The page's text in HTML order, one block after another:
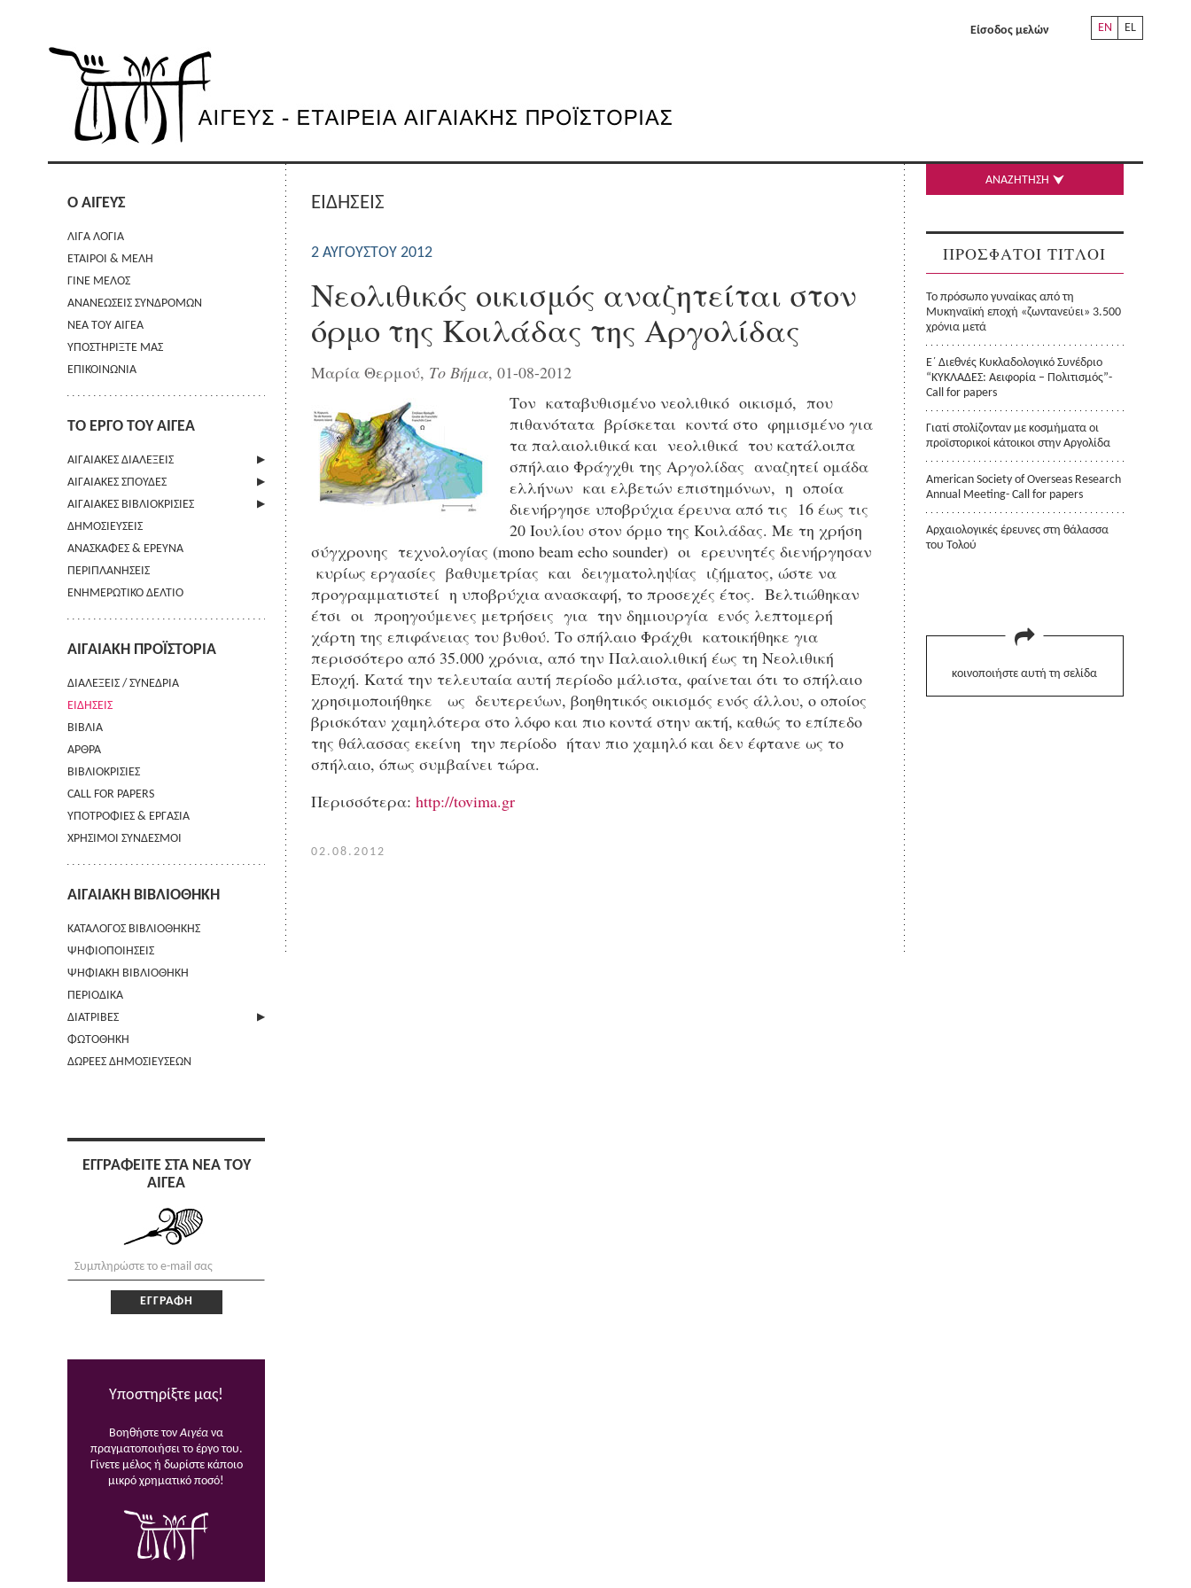
EN EL
Είσοδος μελών
Ο ΑΙΓΕΥΣ
ΛΙΓΑ ΛΟΓΙΑ
ΕΤΑΙΡΟΙ & ΜΕΛΗ
ΓΙΝΕ ΜΕΛΟΣ
ΑΝΑΝΕΩΣΕΙΣ ΣΥΝΔΡΟΜΩΝ
ΝΕΑ ΤΟΥ ΑΙΓΕΑ
ΥΠΟΣΤΗΡΙΞΤΕ ΜΑΣ
ΕΠΙΚΟΙΝΩΝΙΑ
ΤΟ ΕΡΓΟ ΤΟΥ ΑΙΓΕΑ
ΑΙΓΑΙΑΚΕΣ ΔΙΑΛΕΞΕΙΣ
ΠΛΗΡΟΦΟΡΙΕΣ
ΑΙΓΑΙΑΚΕΣ ΣΠΟΥΔΕΣ
ΠΛΗΡΟΦΟΡΙΕΣ
ΟΔΗΓΙΕΣ ΠΡΟΣ ΣΥΓΓΡΑΦΕΙΣ
ΟΡΟΙ ΧΡΗΣΗΣ
ΕΠΙΚΟΙΝΩΝΙΑ
ΑΙΓΑΙΑΚΕΣ ΒΙΒΛΙΟΚΡΙΣΙΕΣ
ΠΛΗΡΟΦΟΡΙΕΣ
ΔΗΜΟΣΙΕΥΣΕΙΣ
ΑΝΑΣΚΑΦΕΣ & ΕΡΕΥΝΑ
ΠΕΡΙΠΛΑΝΗΣΕΙΣ
ΕΝΗΜΕΡΩΤΙΚΟ ΔΕΛΤΙΟ
ΑΙΓΑΙΑΚΗ ΠΡΟΪΣΤΟΡΙΑ
ΔΙΑΛΕΞΕΙΣ / ΣΥΝΕΔΡΙΑ
ΕΙΔΗΣΕΙΣ
ΒΙΒΛΙΑ
ΑΡΘΡΑ
ΒΙΒΛΙΟΚΡΙΣΙΕΣ
CALL FOR PAPERS
ΥΠΟΤΡΟΦΙΕΣ & ΕΡΓΑΣΙΑ
ΧΡΗΣΙΜΟΙ ΣΥΝΔΕΣΜΟΙ
ΑΙΓΑΙΑΚΗ ΒΙΒΛΙΟΘΗΚΗ
ΚΑΤΑΛΟΓΟΣ ΒΙΒΛΙΟΘΗΚΗΣ
ΨΗΦΙΟΠΟΙΗΣΕΙΣ
ΨΗΦΙΑΚΗ ΒΙΒΛΙΟΘΗΚΗ
ΠΕΡΙΟΔΙΚΑ
ΔΙΑΤΡΙΒΕΣ
ΑΠΟΣΤΟΛΗ ΠΕΡΙΛΗΨΗΣ
ΦΩΤΟΘΗΚΗ
ΔΩΡΕΕΣ ΔΗΜΟΣΙΕΥΣΕΩΝ
ΕΓΓΡΑΦΕΙΤΕ ΣΤΑ ΝΕΑ ΤΟΥ
ΑΙΓΕΑ
Υποστηρίξτε μας!
Βοηθήστε τονΑιγέα να
πραγματοποιήσει το έργο του.
Γίνετε μέλος ή δωρίστε κάποιο
μικρό χρηματικό ποσό!
ΕΙΔΗΣΕΙΣ
2 ΑΥΓΟΎΣΤΟΥ 2012
Νεολιθικός οικισμός αναζητείται στον
όρμο της Κοιλάδας της Αργολίδας
Μαρία Θερμού, Το Βήμα, 01-08-2012
Τον καταβυθισμένο νεολιθικό οικισμό, που
πιθανότατα βρίσκεται κοντά στο φημισμένο για
τα παλαιολιθικά και νεολιθικά του κατάλοιπα
σπήλαιο Φράγχθι της Αργολίδας αναζητεί ομάδα
ελλήνων και ελβετών επιστημόνων, η οποία
διενήργησε υποβρύχια έρευνα από τις 16 έως τις
20 Ιουλίου στον όρμο της Κοιλάδας. Με τη χρήση
σύγχρονης τεχνολογίας (mono beam echo sounder) οι ερευνητές διενήργησαν
κυρίως εργασίες βαθυμετρίας και δειγματοληψίας ιζήματος, ώστε να
προγραμματιστεί η υποβρύχια ανασκαφή, το προσεχές έτος. Βελτιώθηκαν
έτσι οι προηγούμενες μετρήσεις για την δημιουργία ενός λεπτομερή
χάρτη της επιφάνειας του βυθού. Το σπήλαιο Φράχθι κατοικήθηκε για
περισσότερο από 35.000 χρόνια, από την Παλαιολιθική έως τη Νεολιθική
Εποχή. Κατά την τελευταία αυτή περίοδο μάλιστα, φαίνεται ότι το σπήλαιο
χρησιμοποιήθηκε ως δευτερεύων, βοηθητικός οικισμός ενός άλλου, ο οποίος
βρισκόταν χαμηλότερα στο λόφο και πιο κοντά στην ακτή, καθώς το επίπεδο
της θάλασσας εκείνη την περίοδο ήταν πιο χαμηλό και δεν έφτανε ως το
σπήλαιο, όπως συμβαίνει τώρα.
Περισσότερα: http://tovima.gr
02.08.2012
ΑΝΑΖΗΤΗΣΗ
ΠΡΟΣΦΑΤΟΙ ΤΙΤΛΟΙ
Το πρόσωπο γυναίκας από τη
Μυκηναϊκή εποχή «ζωντανεύει» 3.500
χρόνια μετά
Ε΄ Διεθνές Κυκλαδολογικό Συνέδριο
“ΚΥΚΛΑΔΕΣ: Αειφορία – Πολιτισμός”-
Call for papers
Γιατί στολίζονταν με κοσμήματα οι
προϊστορικοί κάτοικοι στην Αργολίδα
American Society of Overseas Research
Annual Meeting- Call for papers
Αρχαιολογικές έρευνες στη θάλασσα
του Τολού
κοινοποιήστε αυτή τη σελίδα